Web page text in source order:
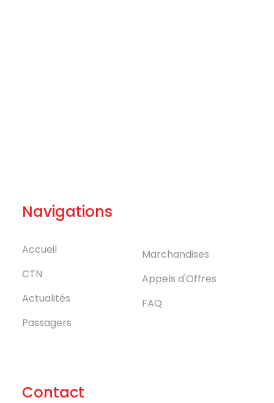
Navigations
Accueil
CTN
Actualités
Passagers
Marchandises
Appels d'Offres
FAQ
Contact